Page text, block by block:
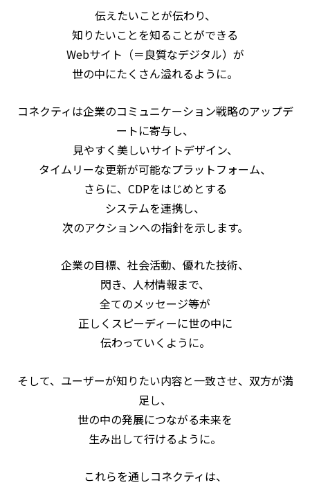
伝えたいことが伝わり、
知りたいことを知ることができる
Webサイト（＝良質なデジタル）が
世の中にたくさん溢れるように。
コネクティは企業のコミュニケーション戦略のアップデ
ートに寄与し、
見やすく美しいサイトデザイン、
タイムリーな更新が可能なプラットフォーム、
さらに、CDPをはじめとする
システムを連携し、
次のアクションへの指針を示します。
企業の目標、社会活動、優れた技術、
閃き、人材情報まで、
全てのメッセージ等が
正しくスピーディーに世の中に
伝わっていくように。
そして、ユーザーが知りたい内容と一致させ、双方が満
足し、
世の中の発展につながる未来を
生み出して行けるように。
これらを通しコネクティは、